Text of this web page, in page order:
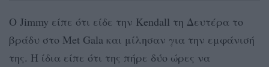
Ο Jimmy είπε ότι είδε την Kendall τη Δευτέρα το
βράδυ στο Met Gala και μίλησαν για την εμφάνισή
της. Η ίδια είπε ότι της πήρε δύο ώρες να